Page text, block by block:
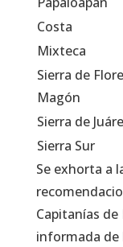
Costa
Mixteca
Sierra de
Magón
Sierra de
Sierra Sur
Se exhorta a
Capitanías
informada de